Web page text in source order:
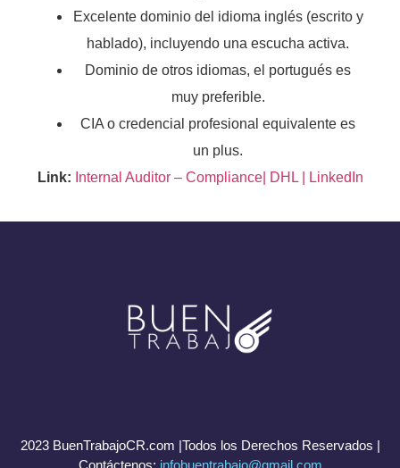
Excelente dominio del idioma inglés (escrito y
hablado), incluyendo una escucha activa.
Dominio de otros idiomas, el portugués es
muy preferible.
CIA o credencial profesional equivalente es
un plus.
Link: Internal Auditor – Compliance| DHL | LinkedIn
2023 BuenTrabajoCR.com |Todos los Derechos Reservados |
Contáctenos: infobuentrabajo@gmail.com